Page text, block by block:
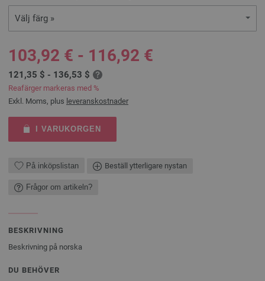
Välj färg »
103,92 € - 116,92 €
121,35 $ - 136,53 $
Reafärger markeras med %
Exkl. Moms, plus leveranskostnader
I VARUKORGEN
På inköpslistan Beställ ytterligare nystan
Frågor om artikeln?
BESKRIVNING
Beskrivning på norska
DU BEHÖVER